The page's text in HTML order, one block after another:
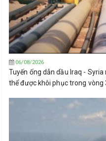
06/08/2026
Tuyến ống dẫn dầu Iraq -
thể được khôi phục trong vòng